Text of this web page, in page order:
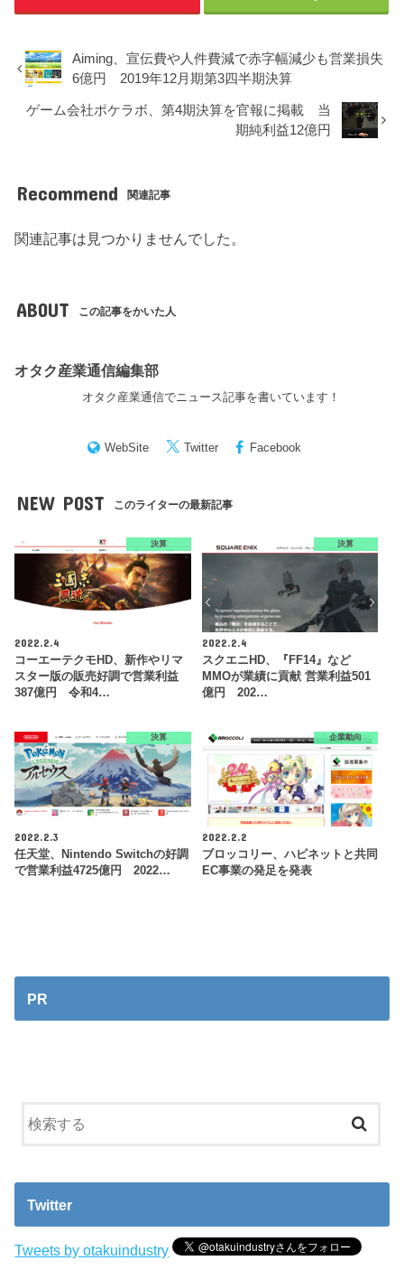
Aiming、宣伝費や人件費減で赤字幅減少も営業損失
6億円 2019年12月期第3四半期決算
ゲーム会社ポケラボ、第4期決算を官報に掲載 当
期純利益12億円
Recommend 関連記事
関連記事は見つかりませんでした。
ABOUT この記事をかいた人
オタク産業通信編集部
オタク産業通信でニュース記事を書いています！
WebSite Twitter Facebook
NEW POST このライターの最新記事
決算
2022.2.4
コーエーテクモHD、新作やリマ
スター版の販売好調で営業利益
387億円 令和4…
決算
2022.2.4
スクエニHD、『FF14』など
MMOが業績に貢献 営業利益501
億円 202…
決算
2022.2.3
任天堂、Nintendo Switchの好調
で営業利益4725億円 2022…
企業動向
2022.2.2
ブロッコリー、ハピネットと共同
EC事業の発足を発表
PR
Twitter
Tweets by otakuindustry